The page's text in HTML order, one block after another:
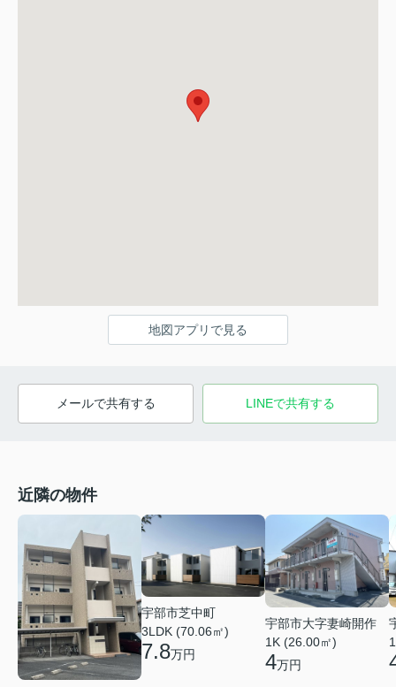
地図アプリで見る
メールで共有する LINEで共有する
近隣の物件
宇部市芝中町
3LDK (70.06㎡)
7.8万円
宇部市大字妻崎開作
1K (26.00㎡)
4万円